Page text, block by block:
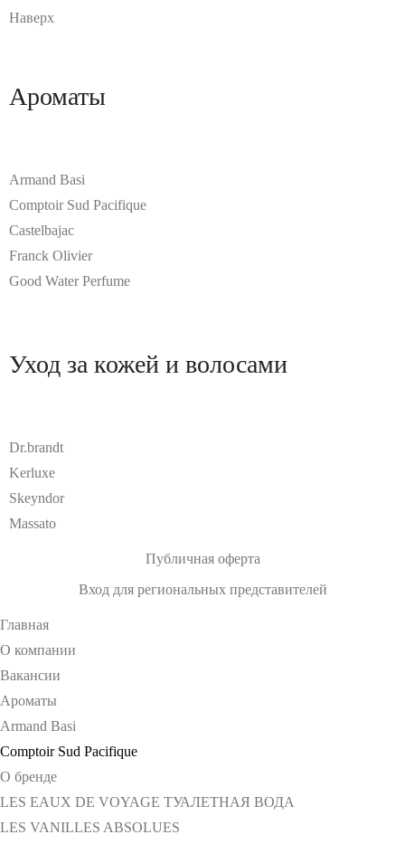
Наверх
Ароматы
Armand Basi
Comptoir Sud Pacifique
Castelbajac
Franck Olivier
Good Water Perfume
Уход за кожей и волосами
Dr.brandt
Kerluxe
Skeyndor
Massato
Публичная оферта
Вход для региональных представителей
Главная
О компании
Вакансии
Ароматы
Armand Basi
Comptoir Sud Pacifique
О бренде
LES EAUX DE VOYAGE ТУАЛЕТНАЯ ВОДА
LES VANILLES ABSOLUES